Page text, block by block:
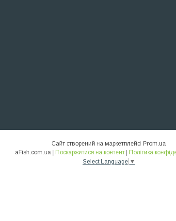
Сайт створений на маркетплейсі Prom.ua
aFish.com.ua | Поскаржитися на контент | Політика
Select Language ▼